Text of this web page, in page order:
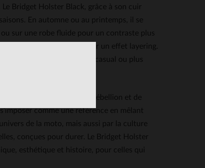
Bridget Holster Black, grâce à son cuir
En automne ou au printemps, il se
sur une robe fluide pour un contraste plus
à un pull en laine pour un effet layering.
garde-robe, qu’elle soit casual ou plus
le cuir était synonyme de rébellion et de
comme une référence en mêlant
de la moto, mais aussi par la culture
conçues pour durer. Le Bridget Holster
esthétique et histoire, pour celles qui